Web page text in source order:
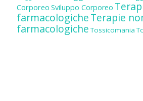
Corporeo Sviluppo Corporeo
farmacologicheTerapie
farmacologiche Tossicomania